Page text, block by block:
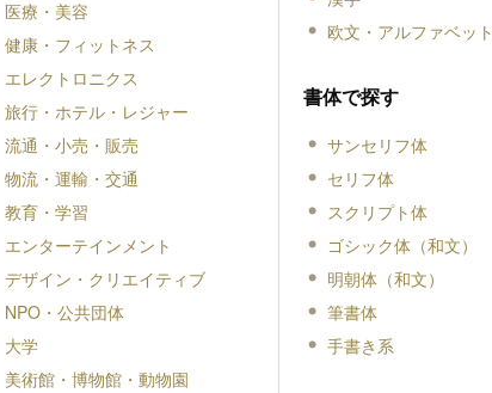
医療・美容
健康・フィットネス
エレクトロニクス
旅行・ホテル・レジャー
流通・小売・販売
物流・運輸・交通
教育・学習
エンターテインメント
デザイン・クリエイティブ
NPO・公共団体
大学
美術館・博物館・動物園
欧文・アルファベット
書体で探す
サンセリフ体
セリフ体
スクリプト体
ゴシック体（和文）
明朝体（和文）
筆書体
手書き系